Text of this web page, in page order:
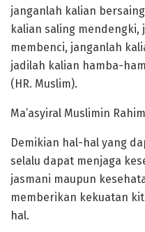
janganlah kalian
kalian saling mendengki,
membenci, janganlah
jadilah kalian hamba-
(HR. Muslim).
Ma’asyiral Muslimin
Demikian hal-hal yang
selalu dapat menjaga
jasmani maupun
memberikan kekuatan
hal.